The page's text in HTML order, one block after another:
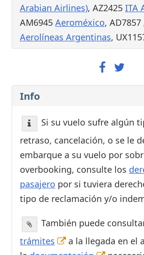
Arabian Airlines), AZ2425 ITA
AM6945 Aeroméxico, AD7857
Aerolíneas Argentinas,
Info
Si su vuelo sufre algún
retraso, cancelación, o se le
embarque a su vuelo por
overbooking, consulte los
pasajero por si tuviera
tipo de reclamación y/o
También puede
trámites
a la llegada en el